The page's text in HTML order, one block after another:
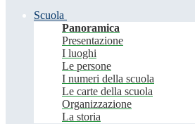
Scuola
Panoramica
Presentazione
I luoghi
Le persone
I numeri della scuola
Le carte della scuola
Organizzazione
La storia